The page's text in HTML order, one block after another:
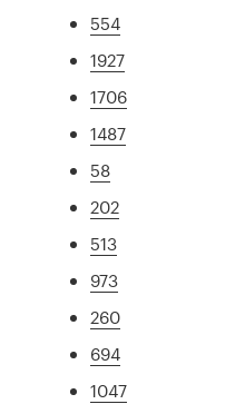
554
1927
1706
1487
58
202
513
973
260
694
1047